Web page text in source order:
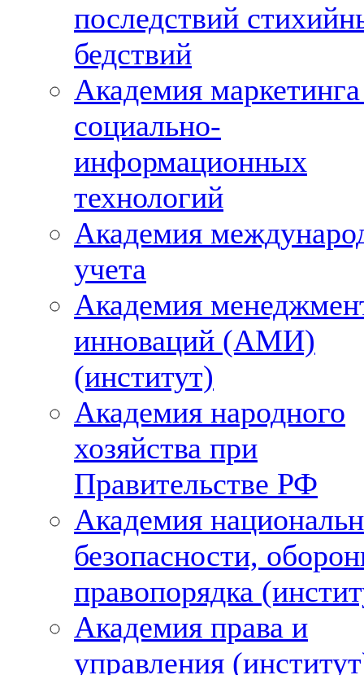
последствий
бедствий
Академия
социально-
информационных
технологий
Академия
учета
Академия
инноваций (АМИ)
(институт)
Академия народного
хозяйства при
Правительстве РФ
Академия
безопасности,
правопорядка
Академия права и
управления